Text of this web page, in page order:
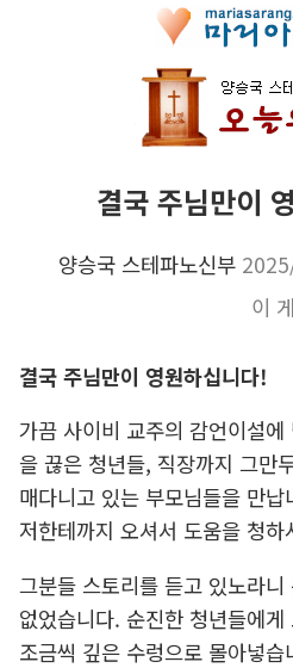
결국 주님만이
양승국 스테파노신부
이
결국 주님만이 영원하십니다!
가끔 사이비 교주의 감언이설
을 끊은 청년들, 직장까지 그만
매다니고 있는 부모님들을 만
저한테까지 오셔서 도움을 청하
그분들 스토리를 듣고 있노라
없었습니다. 순진한 청년들에
조금씩 깊은 수렁으로 몰아넣